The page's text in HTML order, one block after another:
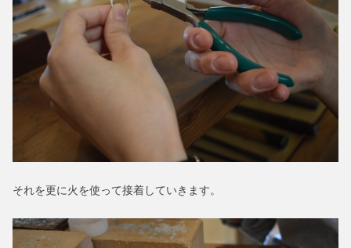
それを更に火を使って接着していきます。